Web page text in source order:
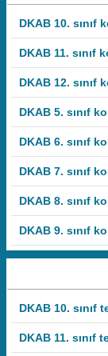
DKAB 10. sınıf
DKAB 11. sınıf
DKAB 12. sınıf
DKAB 5. sınıf
DKAB 6. sınıf
DKAB 7. sınıf
DKAB 8. sınıf
DKAB 9. sınıf
DKAB 10. sınıf
DKAB 11. sınıf